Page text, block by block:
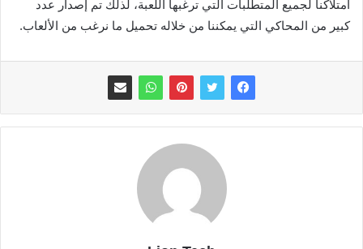
امتلاكنا لجميع المتطلبات التي ترغبها اللعبة، لذلك تم إصدار عدد
كبير من المحاكي التي يمكننا من خلاله تحميل ما نرغب من الألعاب.